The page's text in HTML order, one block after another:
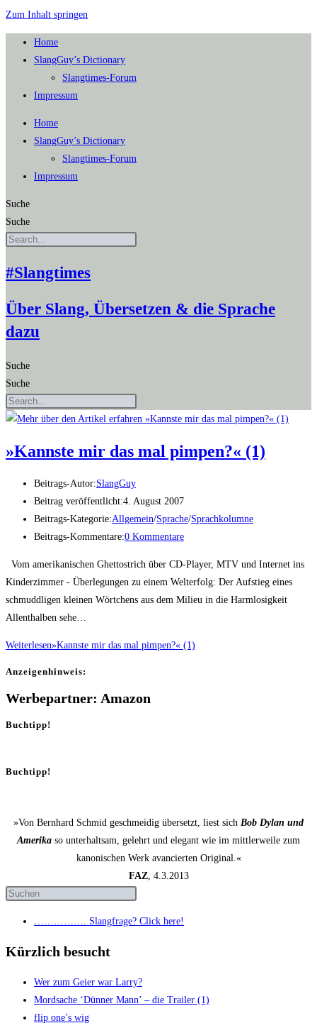
Zum Inhalt springen
Home
SlangGuy’s Dic­tion­a­ry
Slang­times-Forum
Impres­sum
Home
SlangGuy’s Dic­tion­a­ry
Slang­times-Forum
Impres­sum
Suche
Suche
#Slangtimes
Über Slang, Übersetzen & die Sprache
dazu
Suche
Suche
»Kanns­te mir das mal pim­pen?« (1)
Beitrags-Autor:SlangGuy
Beitrag veröffentlicht:4. August 2007
Beitrags-Kategorie:Allgemein/Sprache/Sprachkolumne
Beitrags-Kommentare:0 Kommentare
Vom amerikanischen Ghettostrich über CD-Player, MTV und Internet ins
Kinderzimmer - Überlegungen zu einem Welterfolg: Der Aufstieg eines
schmuddligen kleinen Wörtchens aus dem Milieu in die Harmlosigkeit
Allenthalben sehe…
Weiterlesen»Kanns­te mir das mal pim­pen?« (1)
Anzei­gen­hin­weis:
Werbepartner: Amazon
Buchtipp!
Buchtipp!
»Von Bernhard Schmid geschmeidig übersetzt, liest sich Bob Dylan und
Amerika so unterhaltsam, gelehrt und elegant wie im mittlerweile zum
kanonischen Werk avancierten Original.«
FAZ, 4.3.2013
……………. Slang­fra­ge? Click here!
Kürzlich besucht
Wer zum Gei­er war Larry?
Mord­sa­che ‘Dün­ner Mann’ – die Trai­ler (1)
flip one’s wig